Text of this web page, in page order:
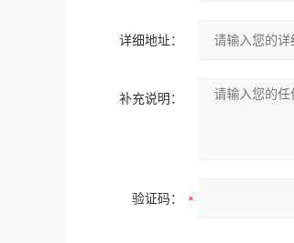
详细地址：
补充说明：
验证码：